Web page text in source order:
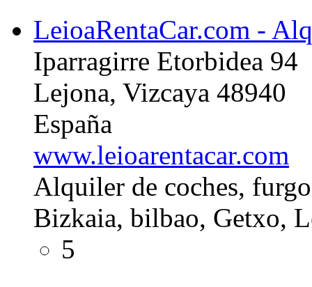
LeioaRentaCar.com -
Iparragirre Etorbidea 94
Lejona, Vizcaya 48940
España
www.leioarentacar.com
Alquiler de coches,
Bizkaia, bilbao, Getxo,
5